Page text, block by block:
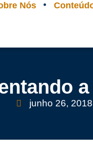
Nós
junho 26, 2018